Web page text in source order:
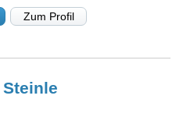
Zum Profil
Steinle